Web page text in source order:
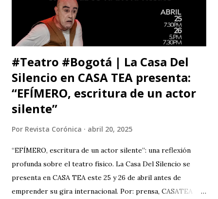
ciudad (y fuera de ella) para que asistan a la tercera versión
de este festival internacional de teatro que este año les ...
#Teatro #Bogotá | La Casa Del
Silencio en CASA TEA presenta:
“EFÍMERO, escritura de un actor
silente”
Por Revista Corónica abril 20, 2025
“EFÍMERO, escritura de un actor silente”: una reflexión
profunda sobre el teatro físico. La Casa Del Silencio se
presenta en CASA TEA este 25 y 26 de abril antes de
emprender su gira internacional. Por: prensa, CASATEA